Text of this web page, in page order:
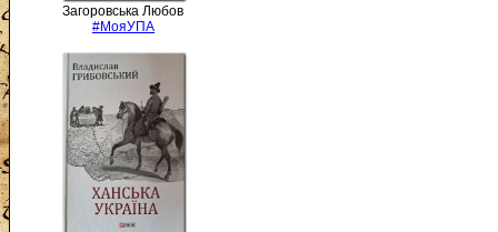
Загоровська Любов
#МояУПА